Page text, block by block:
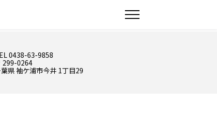
0438-63-9858
299-0264
県 袖ケ浦市今井 1丁目29